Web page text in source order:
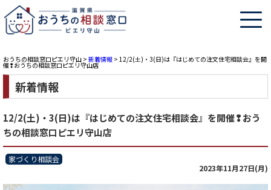
おうちの相談窓口ピエリ守山 > 新着情報 > 12/2(土)・3(日)は『はじめての注文住宅相談会』を開
催❢おうちの相談窓口ピエリ守山店
新着情報
12/2(土)・3(日)は『はじめての注文住宅相談会』を開催❢おう
ちの相談窓口ピエリ守山店
家づくり相談会
2023年11月27日(月)